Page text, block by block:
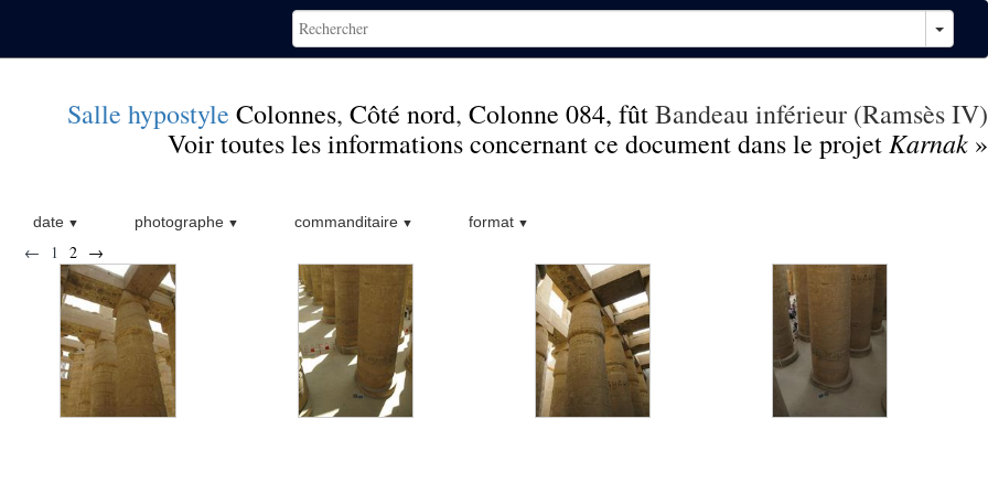
Salle hypostyle Colonnes, Côté nord, Colonne 084, fûtBandeau inférieur (Ramsès IV)
Voir toutes les informations concernant ce document dans le projet Karnak »
date photographe commanditaire format
← 1 2 →